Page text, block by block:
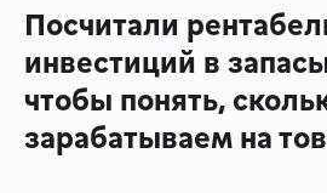
Посчитали
инвестиций в
чтобы понять,
зарабатываем на